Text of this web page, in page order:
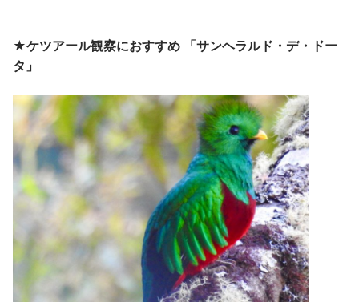
★ケツアール観察におすすめ 「サンヘラルド・デ・ドー
タ」